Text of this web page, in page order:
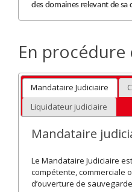
des domaines relevant de sa
En procédure
Mandataire Judiciaire
Liquidateur judiciaire
Mandataire
Le Mandataire Judiciaire
compétente, commerciale
d’ouverture de